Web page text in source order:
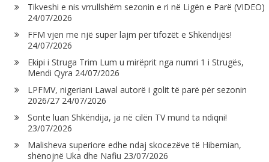
Tikveshi e nis vrrullshëm sezonin e ri në Ligën e Parë (VIDEO)
24/07/2026
FFM vjen me një super lajm për tifozët e Shkëndijës!
24/07/2026
Ekipi i Struga Trim Lum u mirëprit nga numri 1 i Strugës,
Mendi Qyra 24/07/2026
LPFMV, nigeriani Lawal autorë i golit të parë për sezonin
2026/27 24/07/2026
Sonte luan Shkëndija, ja në cilën TV mund ta ndiqni!
23/07/2026
Malisheva superiore edhe ndaj skocezëve të Hibernian,
shënojnë Uka dhe Nafiu 23/07/2026